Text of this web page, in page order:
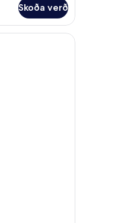
Skoða verð